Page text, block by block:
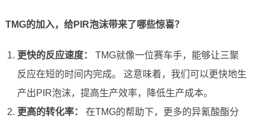
TMG的加入，给PIR泡沫带来了哪些惊喜？
更快的反应速度：
TMG就像一位赛车手，能够让三聚
反应在短的时间内完成。 这意味着，我们可以更快地生
产出PIR泡沫，提高生产效率，降低生产成本。
更高的转化率：
在TMG的帮助下，更多的异氰酸酯分